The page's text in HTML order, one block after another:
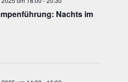
Nachts im